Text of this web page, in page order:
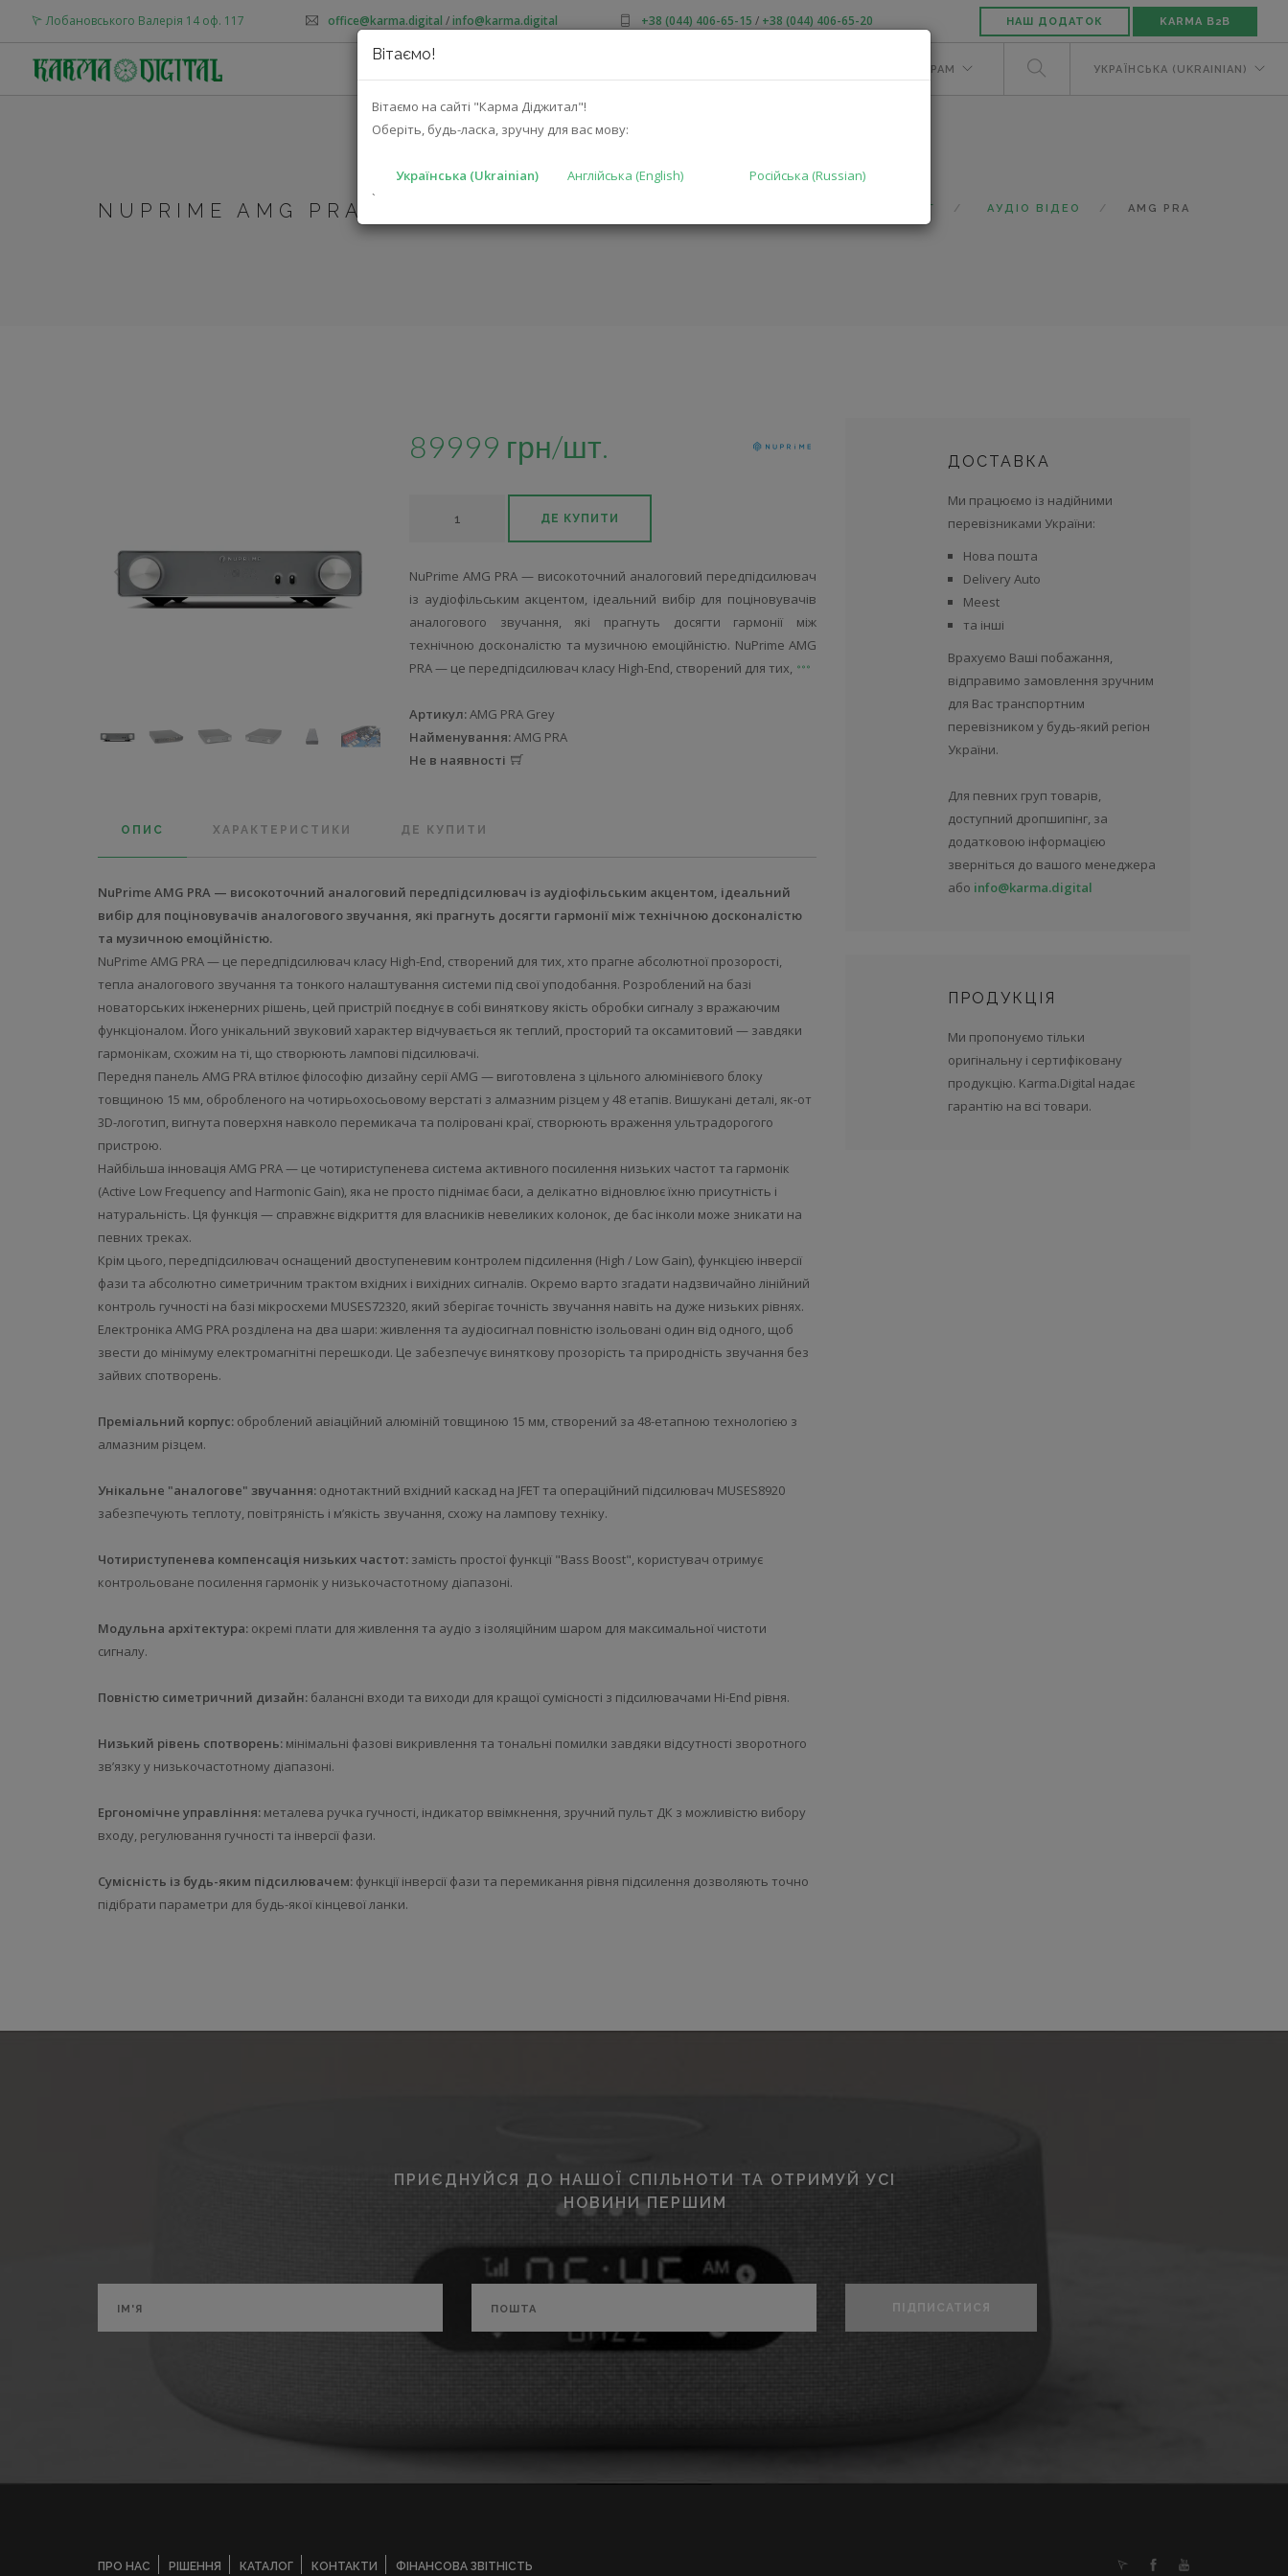
Вітаємо!
Вітаємо на сайті "Карма Діджитал"!
Оберіть, будь-ласка, зручну для вас мову:
Українська (Ukrainian) Англійська (English)
Російська (Russian)
`
Лобановського Валерія 14 оф. 117 office@karma.digital /info@karma.digital +38 (044) 406-65-15 / +38 (044) 406-65-20 НАШ ДОДАТОК KARMA B2B
ДИЛЕРАМ УКРАЇНСЬКА (UKRAINIAN)
NUPRIME AMG PRA (AMG PRA GREY) КАТАЛОГ АУДІО ВІДЕО AMG PRA
89999 грн/шт.
ДЕ КУПИТИ
NuPrime AMG PRA — високоточний аналоговий передпідсилювач
із аудіофільським акцентом, ідеальний вибір для поціновувачів
аналогового звучання, які прагнуть досягти гармонії між
технічною досконалістю та музичною емоційністю. NuPrime AMG
PRA — це передпідсилювач класу High-End, створений для тих,
Артикул:AMG PRA Grey
Найменування:AMG PRA
Не в наявності
ОПИС ХАРАКТЕРИСТИКИ ДЕ КУПИТИ
NuPrime AMG PRA — високоточний аналоговий передпідсилювач із аудіофільським акцентом, ідеальний
вибір для поціновувачів аналогового звучання, які прагнуть досягти гармонії між технічною досконалістю
та музичною емоційністю.
NuPrime AMG PRA — це передпідсилювач класу High-End, створений для тих, хто прагне абсолютної прозорості,
тепла аналогового звучання та тонкого налаштування системи під свої уподобання. Розроблений на базі
новаторських інженерних рішень, цей пристрій поєднує в собі виняткову якість обробки сигналу з вражаючим
функціоналом. Його унікальний звуковий характер відчувається як теплий, просторий та оксамитовий — завдяки
гармонікам, схожим на ті, що створюють лампові підсилювачі.
Передня панель AMG PRA втілює філософію дизайну серії AMG — виготовлена з цільного алюмінієвого блоку
товщиною 15 мм, обробленого на чотирьохосьовому верстаті з алмазним різцем у 48 етапів. Вишукані деталі, як-от
3D-логотип, вигнута поверхня навколо перемикача та поліровані краї, створюють враження ультрадорогого
пристрою.
Найбільша інновація AMG PRA — це чотириступенева система активного посилення низьких частот та гармонік
(Active Low Frequency and Harmonic Gain), яка не просто піднімає баси, а делікатно відновлює їхню присутність і
натуральність. Ця функція — справжнє відкриття для власників невеликих колонок, де бас інколи може зникати на
певних треках.
Крім цього, передпідсилювач оснащений двоступеневим контролем підсилення (High / Low Gain), функцією інверсії
фази та абсолютно симетричним трактом вхідних і вихідних сигналів. Окремо варто згадати надзвичайно лінійний
контроль гучності на базі мікросхеми MUSES72320, який зберігає точність звучання навіть на дуже низьких рівнях.
Електроніка AMG PRA розділена на два шари: живлення та аудіосигнал повністю ізольовані один від одного, щоб
звести до мінімуму електромагнітні перешкоди. Це забезпечує виняткову прозорість та природність звучання без
зайвих спотворень.
Преміальний корпус: оброблений авіаційний алюміній товщиною 15 мм, створений за 48-етапною технологією з
алмазним різцем.
Унікальне "аналогове" звучання: однотактний вхідний каскад на JFET та операційний підсилювач MUSES8920
забезпечують теплоту, повітряність і м’якість звучання, схожу на лампову техніку.
Чотириступенева компенсація низьких частот: замість простої функції "Bass Boost", користувач отримує
контрольоване посилення гармонік у низькочастотному діапазоні.
Модульна архітектура: окремі плати для живлення та аудіо з ізоляційним шаром для максимальної чистоти
сигналу.
Повністю симетричний дизайн: балансні входи та виходи для кращої сумісності з підсилювачами Hi-End рівня.
Низький рівень спотворень: мінімальні фазові викривлення та тональні помилки завдяки відсутності зворотного
зв’язку у низькочастотному діапазоні.
Ергономічне управління: металева ручка гучності, індикатор ввімкнення, зручний пульт ДК з можливістю вибору
входу, регулювання гучності та інверсії фази.
Сумісність із будь-яким підсилювачем: функції інверсії фази та перемикання рівня підсилення дозволяють точно
підібрати параметри для будь-якої кінцевої ланки.
ДОСТАВКА
Ми працюємо із надійними
перевізниками України:
Нова пошта
Delivery Auto
Meest
та інші
Врахуємо Ваші побажання,
відправимо замовлення зручним
для Вас транспортним
перевізником у будь-який регіон
України.
Для певних груп товарів,
доступний дропшипінг, за
додатковою інформацією
зверніться до вашого менеджера
або info@karma.digital
ПРОДУКЦІЯ
Ми пропонуємо тільки
оригінальну і сертифіковану
продукцію. Karma.Digital надає
гарантію на всі товари.
ПРИЄДНУЙСЯ ДО НАШОЇ СПІЛЬНОТИ ТА ОТРИМУЙ УСІ
НОВИНИ ПЕРШИМ
ПІДПИСАТИСЯ
ПРО НАС РІШЕННЯ КАТАЛОГ КОНТАКТИ ФІНАНСОВА ЗВІТНІСТЬ